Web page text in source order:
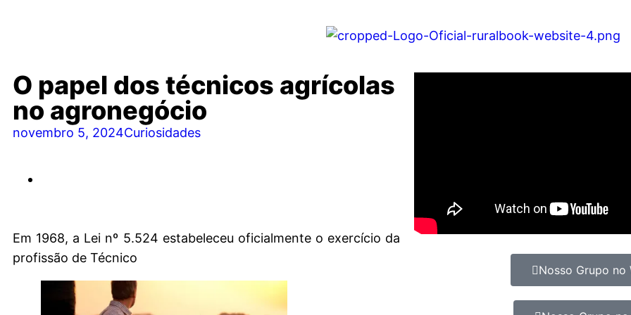
O papel dos técnicos agrícolas
no agronegócio
novembro 5, 2024Curiosidades
Em 1968, a Lei nº 5.524 estabeleceu oficialmente o exercício da
profissão de Técnico
Nosso Grupo no